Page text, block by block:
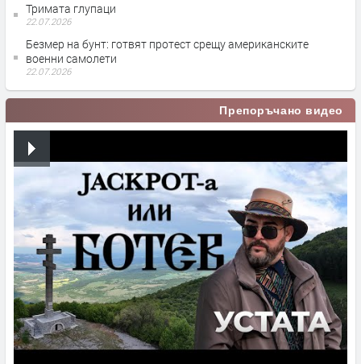
Тримата глупаци
22.07.2026
Безмер на бунт: готвят протест срещу американските
военни самолети
22.07.2026
Препоръчано видео